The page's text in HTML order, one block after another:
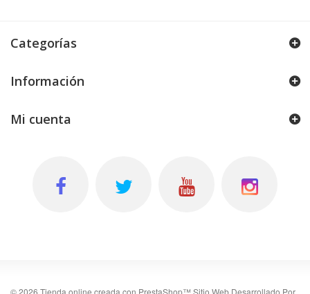
Categorías
Información
Mi cuenta
©2026 Tienda online creada con PrestaShop™ Sitio Web Desarrollado Por